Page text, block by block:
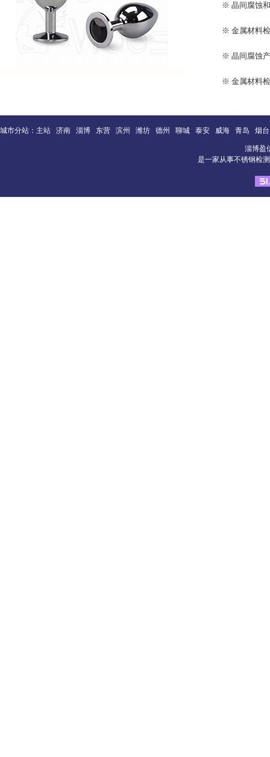
※ 晶间腐蚀
※ 金属材料
※ 晶间腐蚀
※ 金属材料
城市分站： 主站 济南 淄博 东营 滨州 潍坊 德州 聊城 泰安 威海 青岛 烟台
淄博盈
是一家从事不锈钢检